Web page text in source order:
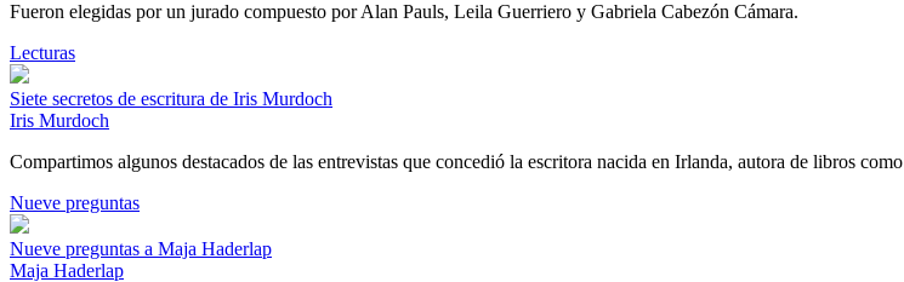
Fueron elegidas por un jurado compuesto por Alan Pauls, Leila Guerriero y Gabriela Cabezón Cámara.
Lecturas
Siete secretos de escritura de Iris Murdoch
Iris Murdoch
Compartimos algunos destacados de las entrevistas que concedió la escritora nacida en Irlanda, autora de libros como
Nueve preguntas
Nueve preguntas a Maja Haderlap
Maja Haderlap